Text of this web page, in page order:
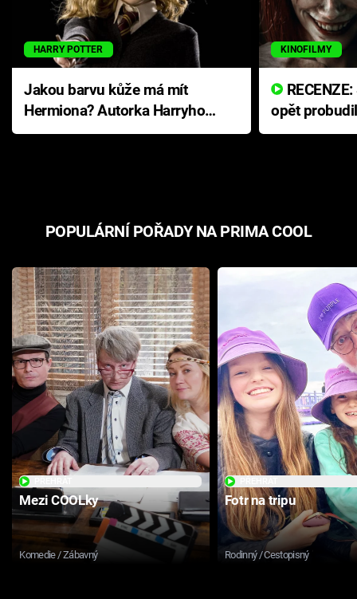
HARRY POTTER
Jakou barvu kůže má mít
Hermiona? Autorka Harryho
Pottera přišla s ráznou
KINOFILMY
opět
přichází s
POPULÁRNÍ POŘADY NA PRIMA COOL
Mezi COOLky
Komedie / Zábavný
Fotr na tripu
Rodinný / Cestopisný